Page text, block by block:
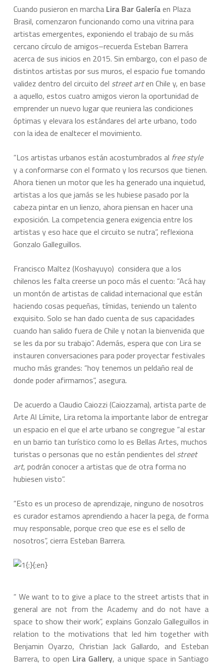
Cuando pusieron en marcha Lira Bar Galeríaen Plaza
Brasil, comenzaron funcionando como una vitrina para
artistas emergentes, exponiendo el trabajo de su más
cercano círculo de amigos–recuerda Esteban Barrera
acerca de sus inicios en 2015. Sin embargo, con el paso de
distintos artistas por sus muros, el espacio fue tomando
validez dentro del circuito del street arten Chile y, en base
a aquello, estos cuatro amigos vieron la oportunidad de
emprender un nuevo lugar que reuniera las condiciones
óptimas y elevara los estándares del arte urbano, todo
con la idea de enaltecer el movimiento.
“Los artistas urbanos están acostumbrados al free style
y a conformarse con el formato y los recursos que tienen.
Ahora tienen un motor que les ha generado una inquietud,
artistas a los que jamás se les hubiese pasado por la
cabeza pintar en un lienzo, ahora piensan en hacer una
exposición. La competencia genera exigencia entre los
artistas y eso hace que el circuito se nutra”, reflexiona
Gonzalo Galleguillos.
Francisco Maltez (Koshayuyo) considera que a los
chilenos les falta creerse un poco más el cuento: “Acá hay
un montón de artistas de calidad internacional que están
haciendo cosas pequeñas, tímidas, teniendo un talento
exquisito. Solo se han dado cuenta de sus capacidades
cuando han salido fuera de Chile y notan la bienvenida que
se les da por su trabajo”. Además, espera que con Lira se
instauren conversaciones para poder proyectar festivales
mucho más grandes: “hoy tenemos un peldaño real de
donde poder afirmarnos”, asegura.
De acuerdo a Claudio Caiozzi (Caiozzama), artista parte de
Arte Al Límite, Lira retoma la importante labor de entregar
un espacio en el que el arte urbano se congregue “al estar
en un barrio tan turístico como lo es Bellas Artes, muchos
turistas o personas que no están pendientes del street
art, podrán conocer a artistas que de otra forma no
hubiesen visto”.
“Esto es un proceso de aprendizaje, ninguno de nosotros
es curador estamos aprendiendo a hacer la pega, de forma
muy responsable, porque creo que ese es el sello de
nosotros”, cierra Esteban Barrera.
{:}{:en}
“ We want to to give a place to the street artists that in
general are not from the Academy and do not have a
space to show their work”, explains Gonzalo Galleguillos in
relation to the motivations that led him together with
Benjamin Oyarzo, Christian Jack Gallardo, and Esteban
Barrera, to open Lira Gallery, a unique space in Santiago